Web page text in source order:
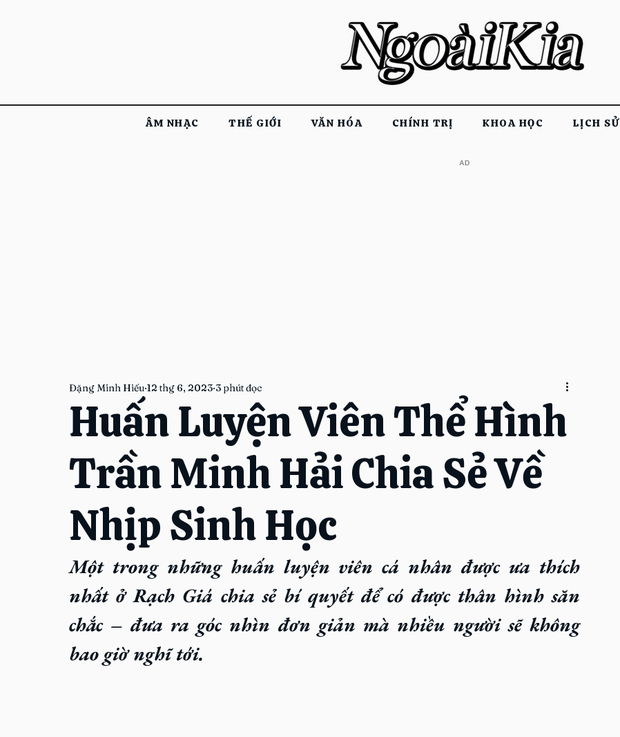
ÂM NHẠC THẾ GIỚI VĂN HÓA CHÍNH TRỊ KHOA HỌC LỊCH SỬ
​AD
Huấn Luyện Viên Thể Hình
Trần Minh Hải Chia Sẻ Về
Nhịp Sinh Học
Đặng Minh Hiếu 12 thg 6, 2023 3 phút đọc
Một trong những huấn luyện viên cá nhân được ưa thích
nhất ở Rạch Giá chia sẻ bí quyết để có được thân hình săn
chắc – đưa ra góc nhìn đơn giản mà nhiều người sẽ không
bao giờ nghĩ tới.